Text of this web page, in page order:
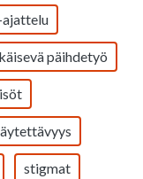
ajattelu
päihdetyö
stigmat